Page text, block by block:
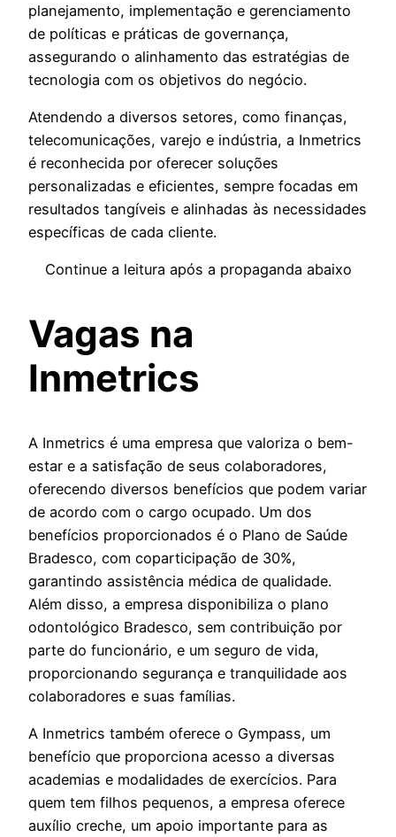
planejamento, implementação e gerenciamento
de políticas e práticas de governança,
assegurando o alinhamento das estratégias de
tecnologia com os objetivos do negócio.
Atendendo a diversos setores, como finanças,
telecomunicações, varejo e indústria, a Inmetrics
é reconhecida por oferecer soluções
personalizadas e eficientes, sempre focadas em
resultados tangíveis e alinhadas às necessidades
específicas de cada cliente.
Continue a leitura após a propaganda abaixo
Vagas na
Inmetrics
A Inmetrics é uma empresa que valoriza o bem-
estar e a satisfação de seus colaboradores,
oferecendo diversos benefícios que podem variar
de acordo com o cargo ocupado. Um dos
benefícios proporcionados é o Plano de Saúde
Bradesco, com coparticipação de 30%,
garantindo assistência médica de qualidade.
Além disso, a empresa disponibiliza o plano
odontológico Bradesco, sem contribuição por
parte do funcionário, e um seguro de vida,
proporcionando segurança e tranquilidade aos
colaboradores e suas famílias.
A Inmetrics também oferece o Gympass, um
benefício que proporciona acesso a diversas
academias e modalidades de exercícios. Para
quem tem filhos pequenos, a empresa oferece
auxílio creche, um apoio importante para as